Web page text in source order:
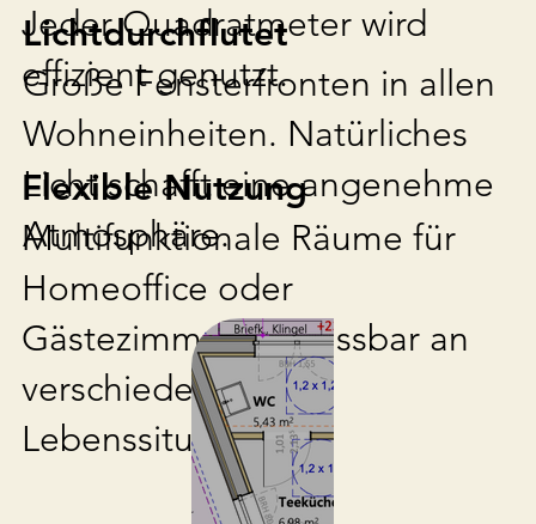
Jeder Quadratmeter wird
effizient genutzt.
Lichtdurchflutet
Große Fensterfronten in allen
Wohneinheiten. Natürliches
Licht schafft eine angenehme
Atmosphäre.
Flexible Nutzung
Multifunktionale Räume für
Homeoffice oder
Gästezimmer. Anpassbar an
verschiedene
Lebenssituationen.